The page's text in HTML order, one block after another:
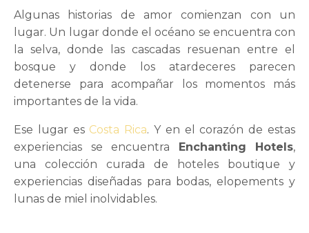
Algunas historias de amor comienzan con un
lugar. Un lugar donde el océano se encuentra con
la selva, donde las cascadas resuenan entre el
bosque y donde los atardeceres parecen
detenerse para acompañar los momentos más
importantes de la vida.
Ese lugar es Costa Rica. Y en el corazón de estas
experiencias se encuentra Enchanting Hotels,
una colección curada de hoteles boutique y
experiencias diseñadas para bodas, elopements y
lunas de miel inolvidables.